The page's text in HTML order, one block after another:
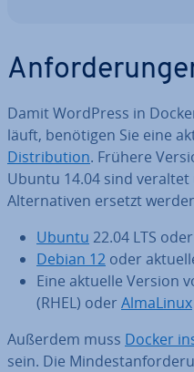
Damit WordPress in
läuft, benötigen Sie eine
Dis­tri­bu­ti­on. Frühere
Ubuntu 14.04 sind
Al­ter­na­ti­ven ersetzt
Ubuntu 22.04 LTS
Debian 12 oder
Eine aktuelle Version
(RHEL) oder AlmaLinux
Außerdem muss Docker
sein. Die